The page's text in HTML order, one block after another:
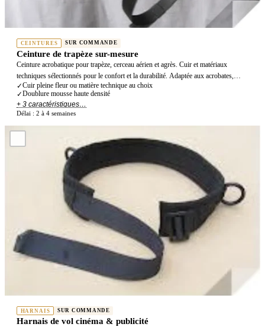
CEINTURES SUR COMMANDE
Ceinture de trapèze sur-mesure
Ceinture acrobatique pour trapèze, cerceau aérien et agrès. Cuir et matériaux
techniques sélectionnés pour le confort et la durabilité. Adaptée aux acrobates,
circassiens et artistes aériens.
✓Cuir pleine fleur ou matière technique au choix
✓Doublure mousse haute densité
+ 3 caractéristiques…
Délai : 2 à 4 semaines
HARNAIS SUR COMMANDE
Harnais de vol cinéma & publicité